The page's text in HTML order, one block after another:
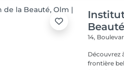
Beauté
14,
Découvrez
frontière